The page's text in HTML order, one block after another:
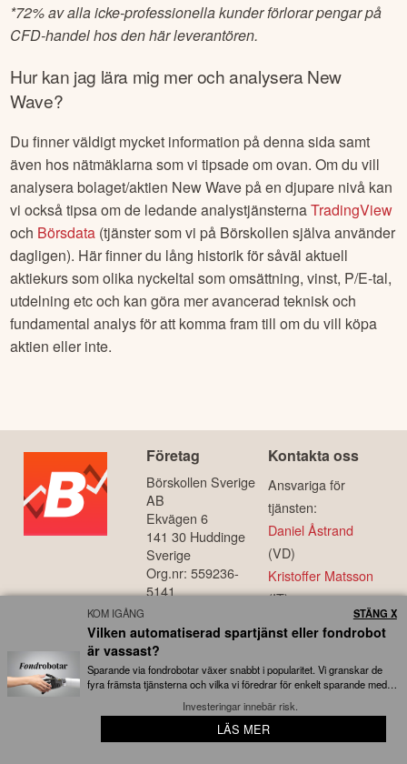
*72% av alla icke-professionella kunder förlorar pengar på
CFD-handel hos den här leverantören.
Hur kan jag lära mig mer och analyseraNew
Wave?
Du finner väldigt mycket information på denna sida samt
även hos nätmäklarna som vi tipsade om ovan. Om du vill
analysera bolaget/aktien New Wave på en djupare nivå kan
vi också tipsa om de ledande analystjänsternaTradingView
och Börsdata (tjänster som vi på Börskollen själva använder
dagligen). Här finner du lång historik för såväl aktuell
aktiekurs som olika nyckeltal som omsättning, vinst, P/E-tal,
utdelning etc och kan göra mer avancerad teknisk och
fundamental analys för att komma fram till om du vill köpa
aktien eller inte.
Företag
Börskollen Sverige
AB
Ekvägen 6
141 30 Huddinge
Sverige
Org.nr: 559236-
5141
Börskollen är en
del av FairValue FV
AB, org.nr:
559187-7732
Kontakta oss
Ansvariga för
tjänsten:
Daniel Åstrand
(VD)
Kristoffer Matsson
(IT)
Aktier & Fonder
⭐ Hundratusentals användare kan inte ha fel?
KOM IGÅNG
Vilken automatiserad spartjänst eller fondrobot
är vassast?
Sparande via fondrobotar växer snabbt i popularitet. Vi granskar de
fyra främsta tjänsterna och vilka vi föredrar för enkelt sparande med
Investeringar innebär risk.
LÄS MER
STÄNG X